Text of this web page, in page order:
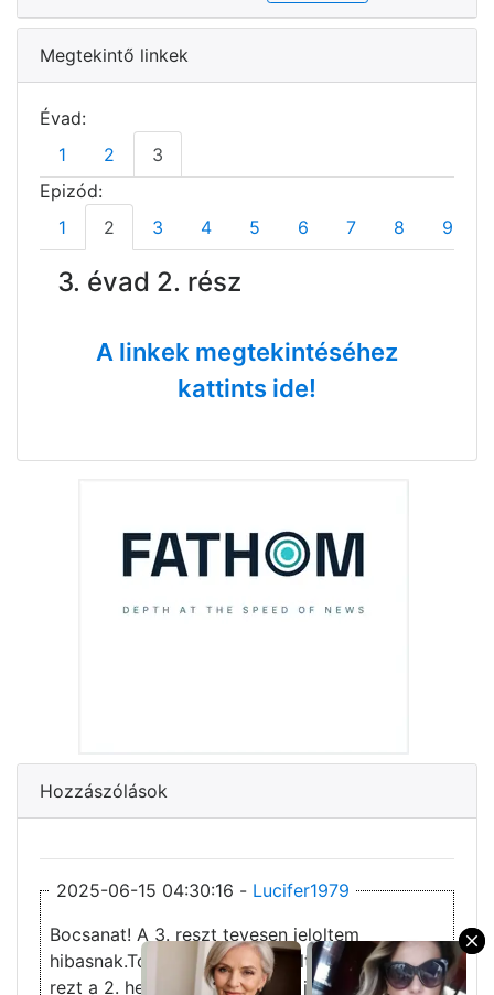
Megtekintő linkek
Évad:
1
2
3
Epizód:
1
2 3 4 5 6 7 8 9
3. évad 2. rész
A linkek megtekintéséhez
kattints ide!
Hozzászólások
2025-06-15 04:30:16 - Lucifer1979
Bocsanat! A 3. reszt tevesen jeloltem
hibasnak.Torolt felhasznalo toltotte fel a 3.
rezt a 2. helyere, de Gabcsi10 jot rakott fel.